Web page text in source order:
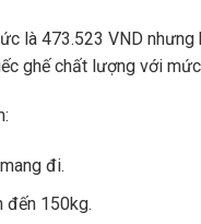
là 473.523 VND
ghế chất lượng với
đi.
đến 150kg.